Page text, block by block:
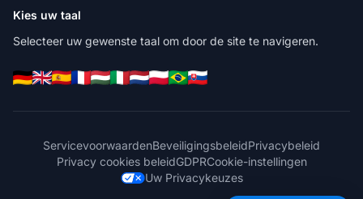
Kies uw taal
Selecteer uw gewenste taal om door de site te navigeren.
ServicevoorwaardenBeveiligingsbeleidPrivacybeleid
Privacy cookies beleidGDPRCookie-instellingen
Uw Privacykeuzes